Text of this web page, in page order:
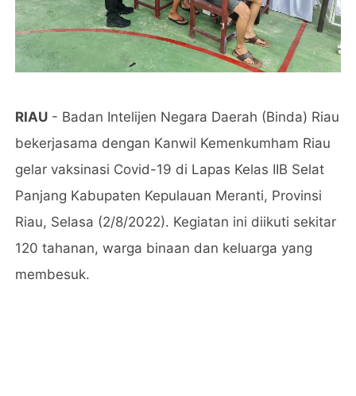
RIAU - Badan Intelijen Negara Daerah (Binda) Riau
bekerjasama dengan Kanwil Kemenkumham Riau
gelar vaksinasi Covid-19 di Lapas Kelas IIB Selat
Panjang Kabupaten Kepulauan Meranti, Provinsi
Riau, Selasa (2/8/2022). Kegiatan ini diikuti sekitar
120 tahanan, warga binaan dan keluarga yang
membesuk.